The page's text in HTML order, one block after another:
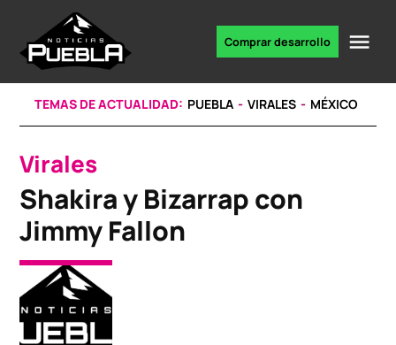
content
noticias
Comprar desarrollo
TEMAS DE ACTUALIDAD: PUEBLA VIRALES MÉXICO
POSTED
IN
Virales
Shakira y Bizarrap con
Jimmy Fallon